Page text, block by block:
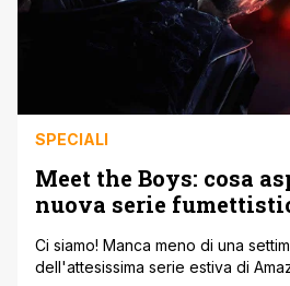
SPECIALI
Meet the Boys: cosa
nuova serie
Ci siamo! Manca meno di una
dell'attesissima serie estiva di